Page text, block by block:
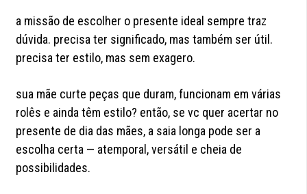
a missão de escolher o presente ideal sempre traz
dúvida. precisa ter significado, mas também ser útil.
precisa ter estilo, mas sem exagero.
sua mãe curte peças que duram, funcionam em várias
rolês e ainda têm estilo? então, se vc quer acertar no
presente de dia das mães, a saia longa pode ser a
escolha certa — atemporal, versátil e cheia de
possibilidades.